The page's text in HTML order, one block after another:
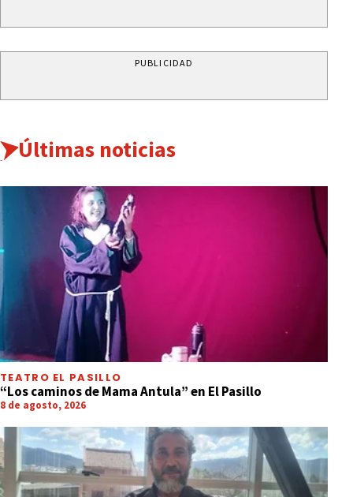
PUBLICIDAD
Últimas noticias
TEATRO EL PASILLO
“Los caminos de Mama Antula” en El Pasillo
8 de agosto, 2026